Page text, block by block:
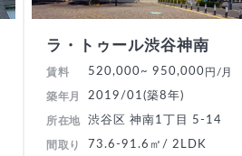
ラ・トゥール渋谷神南
賃料 520,000~ 950,000 円/月
築年月 2019/01(築8年)
所在地 渋谷区 神南1丁目 5-14
間取り 73.6-91.6㎡/ 2LDK